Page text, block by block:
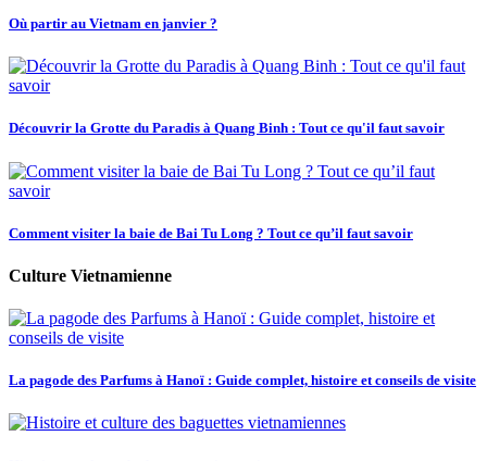
Où partir au Vietnam en janvier ?
Découvrir la Grotte du Paradis à Quang Binh : Tout ce qu'il faut savoir
Comment visiter la baie de Bai Tu Long ? Tout ce qu’il faut savoir
Culture Vietnamienne
La pagode des Parfums à Hanoï : Guide complet, histoire et conseils de visite